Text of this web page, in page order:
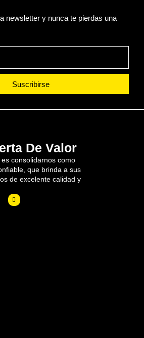
newsletter y nunca te pierdas una
Suscribirse
De Valor
consolidarnos como
que brinda a sus
de excelente calidad y
L
i
n